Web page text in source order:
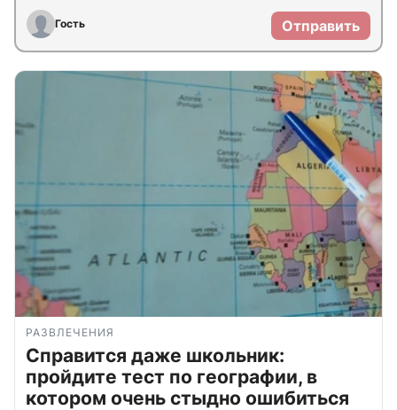
Гость Отправить
РАЗВЛЕЧЕНИЯ
Справится даже школьник:
пройдите тест по географии, в
котором очень стыдно ошибиться